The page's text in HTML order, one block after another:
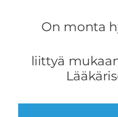
On monta
liittyä